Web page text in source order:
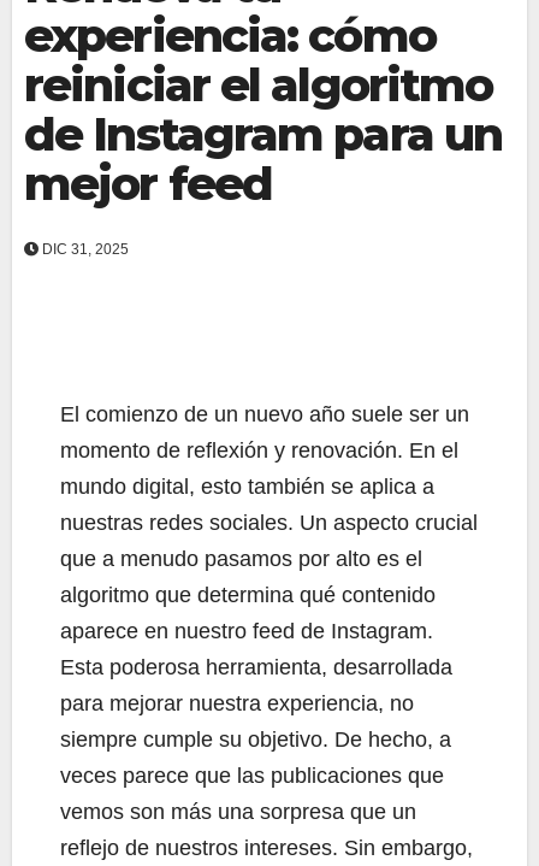
experiencia: cómo
reiniciar el algoritmo
de Instagram para un
mejor feed
DIC 31, 2025
El comienzo de un nuevo año suele ser un
momento de reflexión y renovación. En el
mundo digital, esto también se aplica a
nuestras redes sociales. Un aspecto crucial
que a menudo pasamos por alto es el
algoritmo que determina qué contenido
aparece en nuestro feed de Instagram.
Esta poderosa herramienta, desarrollada
para mejorar nuestra experiencia, no
siempre cumple su objetivo. De hecho, a
veces parece que las publicaciones que
vemos son más una sorpresa que un
reflejo de nuestros intereses. Sin embargo,